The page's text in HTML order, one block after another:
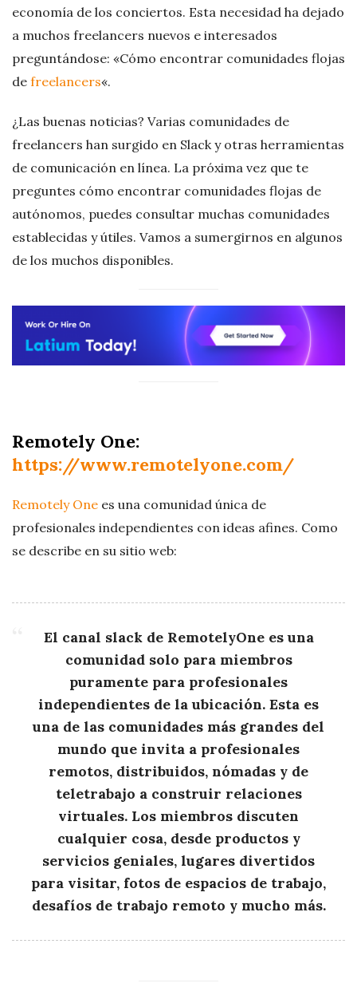
economía de los conciertos. Esta necesidad ha dejado
a muchos freelancers nuevos e interesados
preguntándose: «Cómo encontrar comunidades flojas
de freelancers«.
¿Las buenas noticias? Varias comunidades de
freelancers han surgido en Slack y otras herramientas
de comunicación en línea. La próxima vez que te
preguntes cómo encontrar comunidades flojas de
autónomos, puedes consultar muchas comunidades
establecidas y útiles. Vamos a sumergirnos en algunos
de los muchos disponibles.
Remotely One:
https://www.remotelyone.com/
Remotely One es una comunidad única de
profesionales independientes con ideas afines. Como
se describe en su sitio web:
El canal slack de RemotelyOne es una
comunidad solo para miembros
puramente para profesionales
independientes de la ubicación. Esta es
una de las comunidades más grandes del
mundo que invita a profesionales
remotos, distribuidos, nómadas y de
teletrabajo a construir relaciones
virtuales. Los miembros discuten
cualquier cosa, desde productos y
servicios geniales, lugares divertidos
para visitar, fotos de espacios de trabajo,
desafíos de trabajo remoto y mucho más.